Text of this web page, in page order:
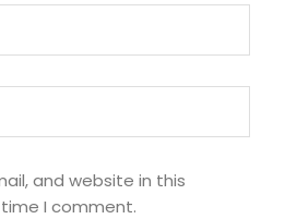
and website in this
I comment.